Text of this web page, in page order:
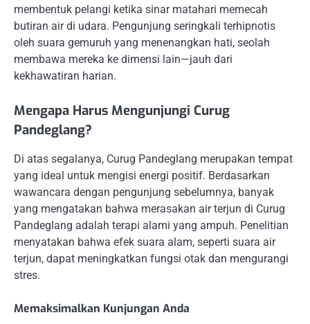
membentuk pelangi ketika sinar matahari memecah
butiran air di udara. Pengunjung seringkali terhipnotis
oleh suara gemuruh yang menenangkan hati, seolah
membawa mereka ke dimensi lain—jauh dari
kekhawatiran harian.
Mengapa Harus Mengunjungi Curug
Pandeglang?
Di atas segalanya, Curug Pandeglang merupakan tempat
yang ideal untuk mengisi energi positif. Berdasarkan
wawancara dengan pengunjung sebelumnya, banyak
yang mengatakan bahwa merasakan air terjun di Curug
Pandeglang adalah terapi alami yang ampuh. Penelitian
menyatakan bahwa efek suara alam, seperti suara air
terjun, dapat meningkatkan fungsi otak dan mengurangi
stres.
Memaksimalkan Kunjungan Anda